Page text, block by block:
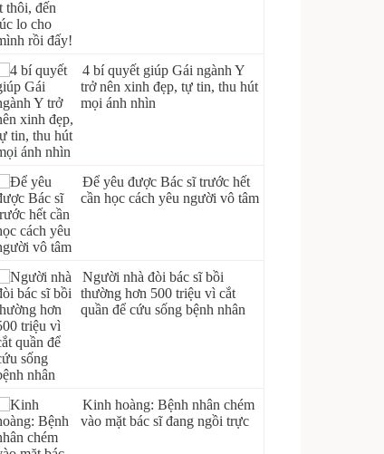
4 bí quyết giúp Gái ngành Y
trở nên xinh đẹp, tự tin, thu hút
mọi ánh nhìn
Để yêu được Bác sĩ trước hết
cần học cách yêu người vô tâm
Người nhà đòi bác sĩ bồi
thường hơn 500 triệu vì cắt
quần để cứu sống bệnh nhân
Kinh hoàng: Bệnh nhân chém
vào mặt bác sĩ đang ngồi trực